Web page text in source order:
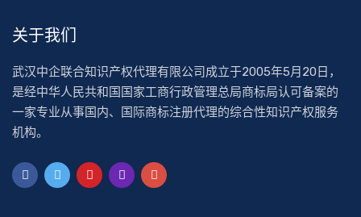
关于我们
武汉中企联合知识产权代理有限公司成立于2005年5月20日，
是经中华人民共和国国家工商行政管理总局商标局认可备案的
一家专业从事国内、国际商标注册代理的综合性知识产权服务
机构。